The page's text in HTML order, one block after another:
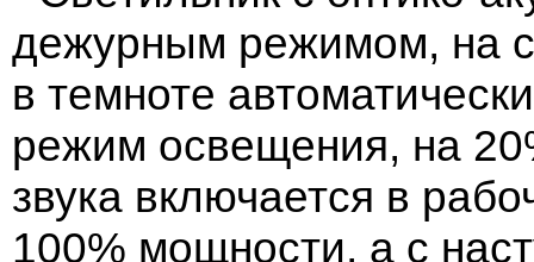
дежурным режимом, на
в темноте
режим освещения, на
звука включается в
100% мощности, а с